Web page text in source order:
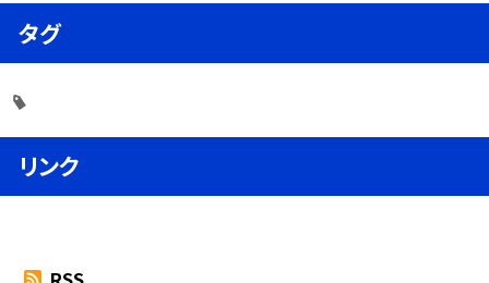
タグ
リンク